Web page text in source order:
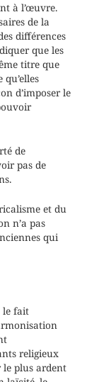
à l’œuvre.
de la
différences
que les
titre que
d’imposer le
de
pas de
et du
n’a pas
qui
le fait
religieux
le plus ardent